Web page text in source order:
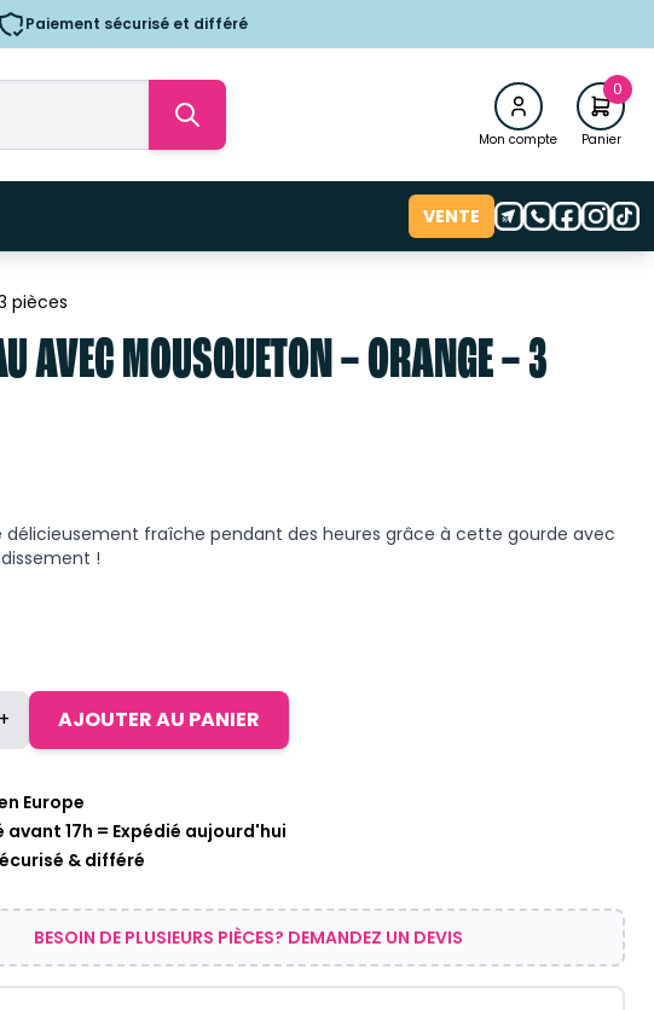
Paiement sécurisé et différé
Mon compte
0
Panier
VENTE
pièces
AVEC MOUSQUETON – ORANGE – 3
délicieusement fraîche pendant des heures grâce à cette gourde avec
!
+ AJOUTER AU PANIER
Europe
avant 17h = Expédié aujourd'hui
& différé
BESOIN DE PLUSIEURS PIÈCES? DEMANDEZ UN DEVIS